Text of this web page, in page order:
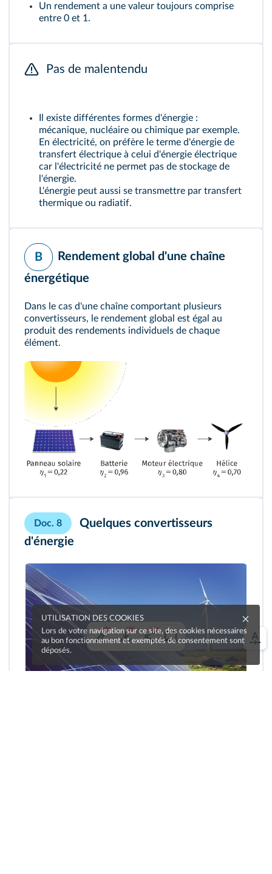
Un rendement a une valeur toujours comprise
entre 0 et 1.
Pas de malentendu
Il existe différentes formes d'énergie :
mécanique, nucléaire ou chimique par exemple.
En électricité, on préfère le terme d'énergie de
transfert électrique à celui d'énergie électrique
car l'électricité ne permet pas de stockage de
l'énergie.
L'énergie peut aussi se transmettre par transfert
thermique ou radiatif.
B
Rendement global d'une chaîne
énergétique
Dans le cas d'une chaîne comportant plusieurs
convertisseurs, le rendement global est égal au
produit des rendements individuels de chaque
élément.
Doc. 8
Quelques convertisseurs
d'énergie
UTILISATION DES COOKIES
Lors de votre navigation sur ce site, des cookies nécessaires
au bon fonctionnement et exemptés de consentement sont
déposés.